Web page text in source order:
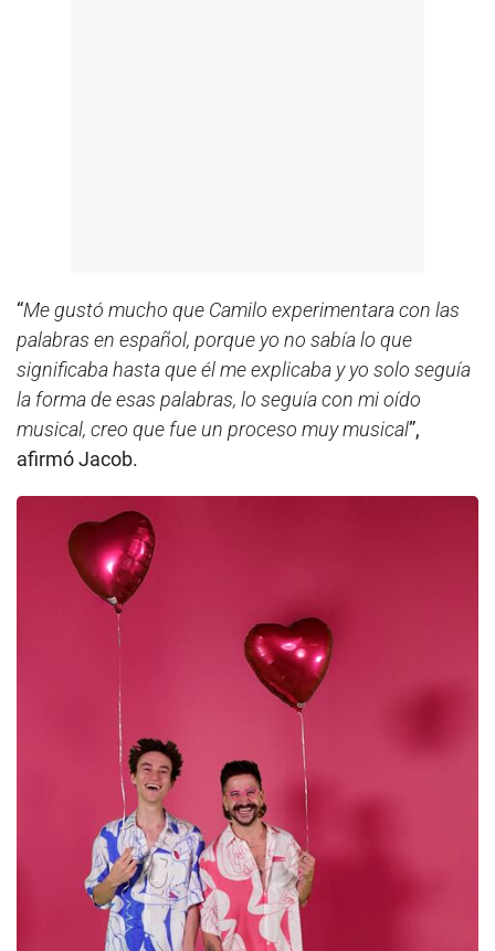
“Me gustó mucho que Camilo experimentara con las
palabras en español, porque yo no sabía lo que
significaba hasta que él me explicaba y yo solo seguía
la forma de esas palabras, lo seguía con mi oído
musical, creo que fue un proceso muy musical”,
afirmó Jacob.